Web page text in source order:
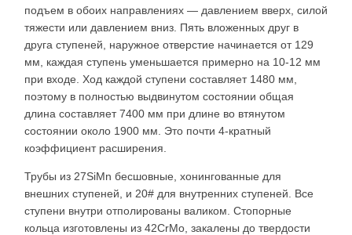
подъем в обоих направлениях — давлением вверх, силой
тяжести или давлением вниз. Пять вложенных друг в
друга ступеней, наружное отверстие начинается от 129
мм, каждая ступень уменьшается примерно на 10-12 мм
при входе. Ход каждой ступени составляет 1480 мм,
поэтому в полностью выдвинутом состоянии общая
длина составляет 7400 мм при длине во втянутом
состоянии около 1900 мм. Это почти 4-кратный
коэффициент расширения.
Трубы из 27SiMn бесшовные, хонингованные для
внешних ступеней, и 20# для внутренних ступеней. Все
ступени внутри отполированы валиком. Стопорные
кольца изготовлены из 42CrMo, закалены до твердости